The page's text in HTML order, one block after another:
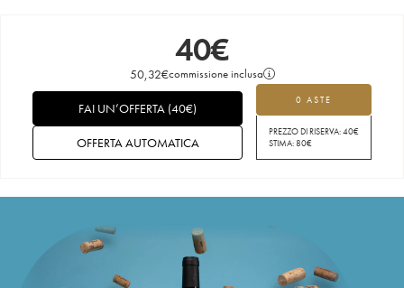
40€
50,32€commissione inclusa
0 ASTE
PREZZO DI RISERVA:40€
STIMA:80€
FAI UN’OFFERTA (40€)
OFFERTA AUTOMATICA